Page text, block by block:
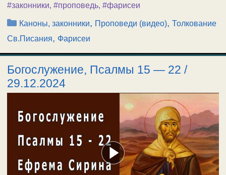
#законники, #проповедь, #фарисеи
Рубрики
Каноны, законники, Проповеди (видео),Толкование
Св.Писания, Фарисеи
Богослужение, Псалмы 15 — 22 /
29.12.2024